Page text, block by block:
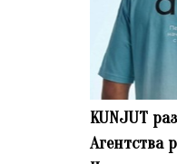
KUNJUT
Агентства